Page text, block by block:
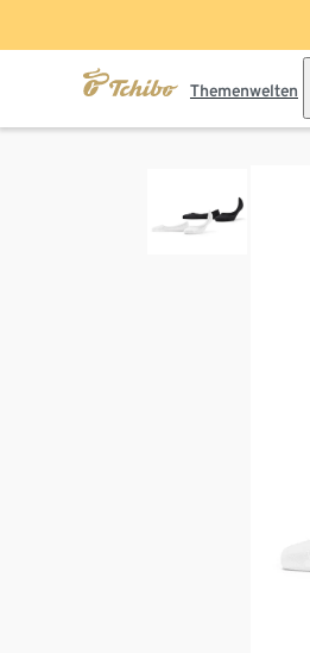
Themenwelten